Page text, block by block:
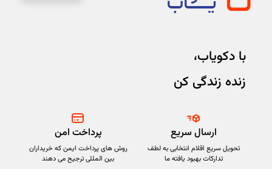
با دکویاب،
زنده زندگی کن
ارسال سریع
تحویل سریع اقلام انتخابی به لطف
تدارکات بهبود یافته ما
پرداخت امن
روش های پرداخت ایمن که خریداران
بین المللی ترجیح می دهند